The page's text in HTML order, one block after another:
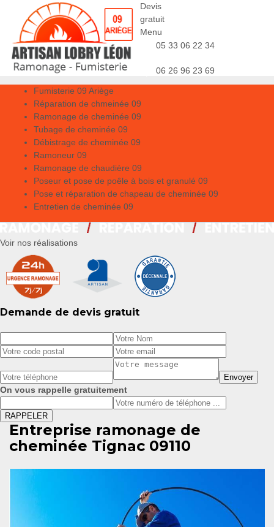
Devis
gratuit
Menu
05 33 06 22 34
06 26 96 23 69
Fumisterie 09 Ariège
Réparation de chmeinée 09
Ramonage de cheminée 09
Tubage de cheminée 09
Débistrage de cheminée 09
Ramoneur 09
Ramonage de chaudière 09
Poseur et pose de poêle à bois et granulé 09
Pose et réparation de chapeau de cheminée 09
Entretien de cheminée 09
Voir nos réalisations
Demande de devis gratuit
On vous rappelle gratuitement
Entreprise ramonage de
cheminée Tignac 09110